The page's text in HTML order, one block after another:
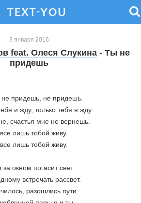
3 января 2016
feat. Олеся Слукина - Ты не
придешь
придешь, не придешь.
и жду, только тебя я жду.
счастья мне не вернешь.
лишь тобой живу.
лишь тобой живу.
за окном погасит свет.
встречать рассвет.
разошлись пути.